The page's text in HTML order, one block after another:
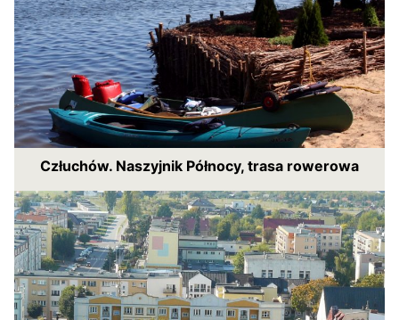
Człuchów. Naszyjnik Północy, trasa rowerowa